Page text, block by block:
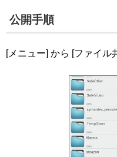
公開手順
[メニュー] から [ファイル